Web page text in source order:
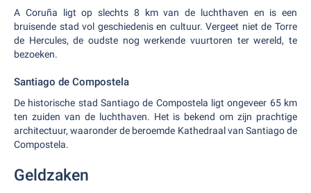
A Coruña ligt op slechts 8 km van de luchthaven en is een
bruisende stad vol geschiedenis en cultuur. Vergeet niet de Torre
de Hercules, de oudste nog werkende vuurtoren ter wereld, te
bezoeken.
Santiago de Compostela
De historische stad Santiago de Compostela ligt ongeveer 65 km
ten zuiden van de luchthaven. Het is bekend om zijn prachtige
architectuur, waaronder de beroemde Kathedraal van Santiago de
Compostela.
Geldzaken